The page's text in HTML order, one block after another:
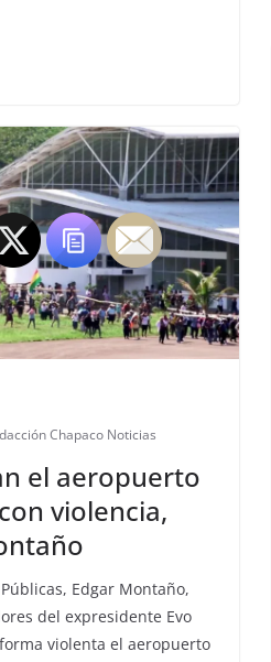
Chapaco Noticias
el aeropuerto
violencia,
Edgar Montaño,
del expresidente Evo
violenta el aeropuerto